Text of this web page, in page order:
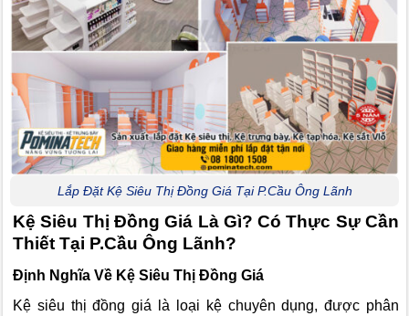
Lắp Đặt Kệ Siêu Thị Đồng Giá Tại P.Cầu Ông Lãnh
Kệ Siêu Thị Đồng Giá Là Gì? Có Thực Sự Cần
Thiết Tại P.Cầu Ông Lãnh?
Định Nghĩa Về Kệ Siêu Thị Đồng Giá
Kệ siêu thị đồng giá là loại kệ chuyên dụng, được phân